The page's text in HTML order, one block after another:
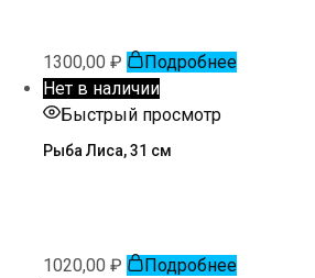
1300,00 ₽
Подробнее
Нет в наличии
Быстрый просмотр
Рыба Лиса, 31 см
1020,00 ₽
Подробнее